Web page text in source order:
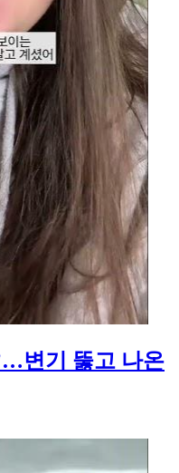
변기 뚫고 나온